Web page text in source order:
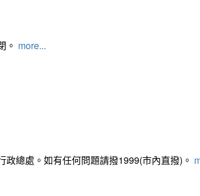
。 more...
總處。如有任何問題請撥1999(市內直撥)。